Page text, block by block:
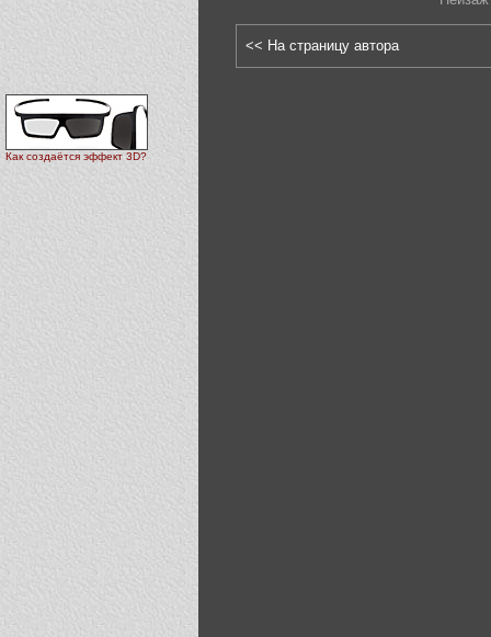
Как создаётся эффект 3D?
<< На страницу автора